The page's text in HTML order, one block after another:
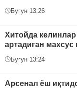
Бугун 13:26
Хитойда
артадиган махсус
Бугун 13:24
Арсенал ёш